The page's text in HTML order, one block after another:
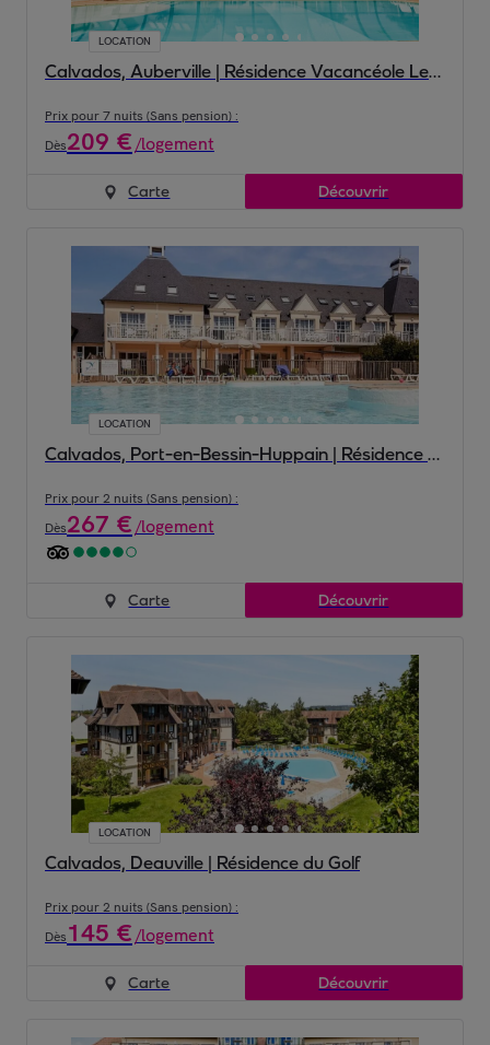
LOCATION
Calvados, Auberville | Résidence Vacancéole Le Domaine de la Corniche 3*
Prix pour 7 nuits (Sans pension) :
Dès209 €/logement
Carte Découvrir
LOCATION
Calvados, Port-en-Bessin-Huppain | Résidence Le Green Beach 4*
Prix pour 2 nuits (Sans pension) :
Dès267 €/logement
Carte Découvrir
LOCATION
Calvados, Deauville | Résidence du Golf
Prix pour 2 nuits (Sans pension) :
Dès145 €/logement
Carte Découvrir